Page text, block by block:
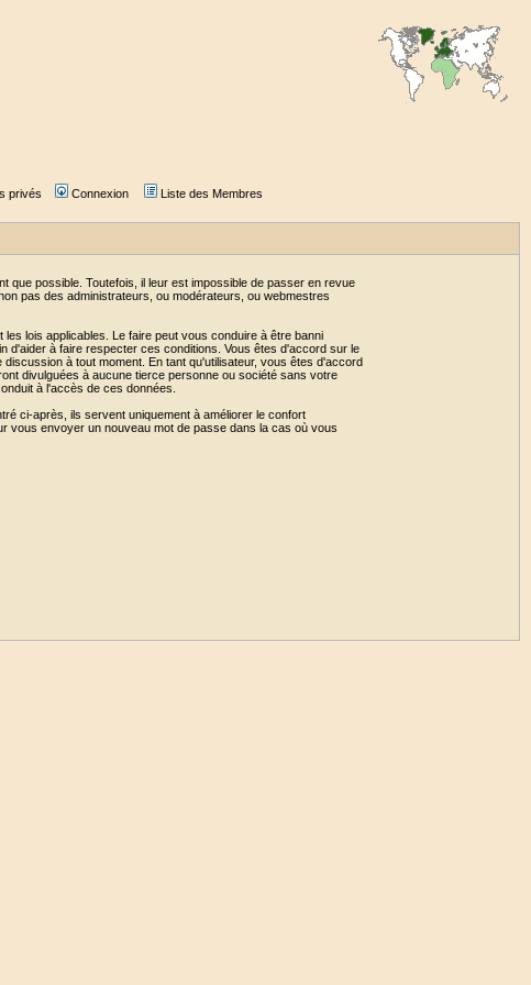
privés Connexion Liste des Membres
possible. Toutefois, il leur est impossible de passer en revue
pas des administrateurs, ou modérateurs, ou webmestres
lois applicables. Le faire peut vous conduire à être banni
d'aider à faire respecter ces conditions. Vous êtes d'accord sur le
à tout moment. En tant qu'utilisateur, vous êtes d'accord
divulguées à aucune tierce personne ou société sans votre
à l'accès de ces données.
ci-après, ils servent uniquement à améliorer le confort
vous envoyer un nouveau mot de passe dans la cas où vous